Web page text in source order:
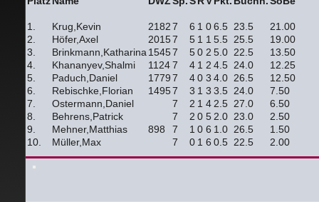
1. Krug,Kevin 21827 6 1 06.5 23.5
21.00
2.
Höfer,Axel 20157 5 1 1 5.5 25.5
19.00
3.
Brinkmann,Katharina 15457 50 2 5.0 22.5
13.50
4.
Khananyev,Shalmi 11247 4 1 2 4.5 24.0
12.25
5.
Paduch,Daniel 17797 40 3 4.0 26.5
12.50
6.
Rebischke,Florian 14957 3 1 3 3.5 24.0
7.50
7.
Ostermann,Daniel 7 2 1 4 2.5 27.0
6.50
8.
Behrens,Patrick 7 2 0 5 2.0 23.0
2.50
9.
Mehner,Matthias 898 7 1 0 6 1.0 26.5
1.50
10.
Müller,Max 7 0 1 6 0.5 22.5 2.00